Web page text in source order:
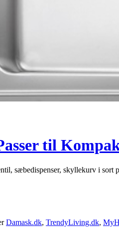
til
sæbedispenser, skyllekurv i sort
Damask.dk, TrendyLiving.dk,